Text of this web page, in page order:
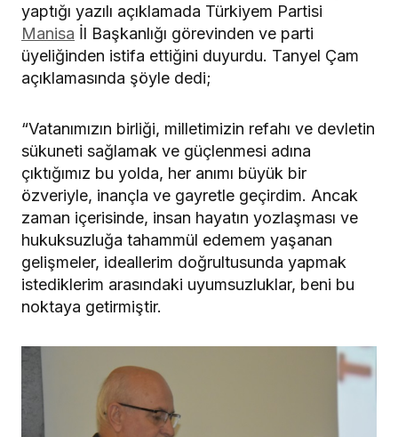
yaptığı yazılı açıklamada Türkiyem Partisi
Manisa İl Başkanlığı görevinden ve parti
üyeliğinden istifa ettiğini duyurdu. Tanyel Çam
açıklamasında şöyle dedi;
“Vatanımızın birliği, milletimizin refahı ve devletin
sükuneti sağlamak ve güçlenmesi adına
çıktığımız bu yolda, her anımı büyük bir
özveriyle, inançla ve gayretle geçirdim. Ancak
zaman içerisinde, insan hayatın yozlaşması ve
hukuksuzluğa tahammül edemem yaşanan
gelişmeler, ideallerim doğrultusunda yapmak
istediklerim arasındaki uyumsuzluklar, beni bu
noktaya getirmiştir.